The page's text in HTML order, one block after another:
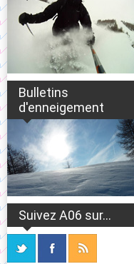
Bulletins
d'enneigement
Suivez A06 sur...